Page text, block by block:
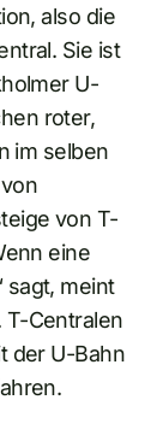
also die
Sie ist
U-
roter,
im selben
von T-
eine
sagt, meint
T-Centralen
der U-Bahn